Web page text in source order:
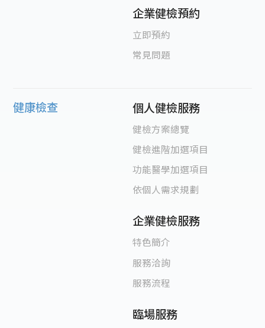
企業健檢預約
立即預約
常見問題
健康檢查 個人健檢服務
健檢方案總覽
健檢進階加選項目
功能醫學加選項目
依個人需求規劃
企業健檢服務
特色簡介
服務洽詢
服務流程
臨場服務